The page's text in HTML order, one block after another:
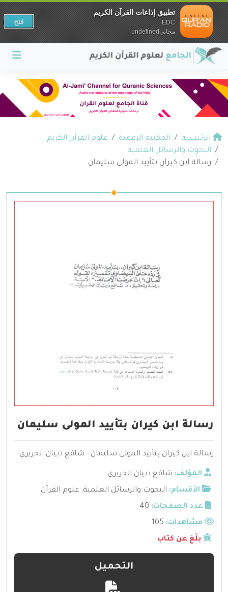
الرئيسية المكتبة الرقمية
علوم القرآن الكريم
البحوث والرسائل العلمية
رسالة ابن كيران بتأييد المولى سليمان
رسالة ابن كيران بتأييد المولى سليمان
رسالة ابن كيران بتأييد المولى سليمان - شافع ذبيان الحريري
المؤلف: شافع ذبيان الحريري
الأقسام: البحوث والرسائل العلمية, علوم القرآن
عدد الصفحات: 40
مشاهدات:
بلّغ عن كتاب
التحميل
تطبيق إذاعات القرآن الكريم
EDC
مجانيundefined
فتح